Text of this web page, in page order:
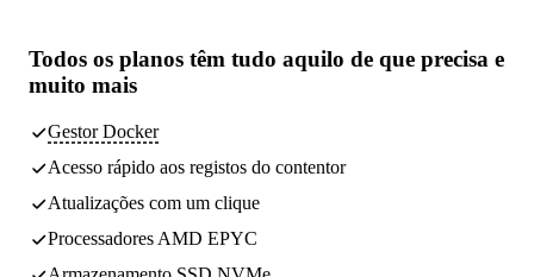
Todos os planos têm tudo aquilo de que precisa e
muito mais
Gestor Docker
Acesso rápido aos registos do contentor
Atualizações com um clique
Processadores AMD EPYC